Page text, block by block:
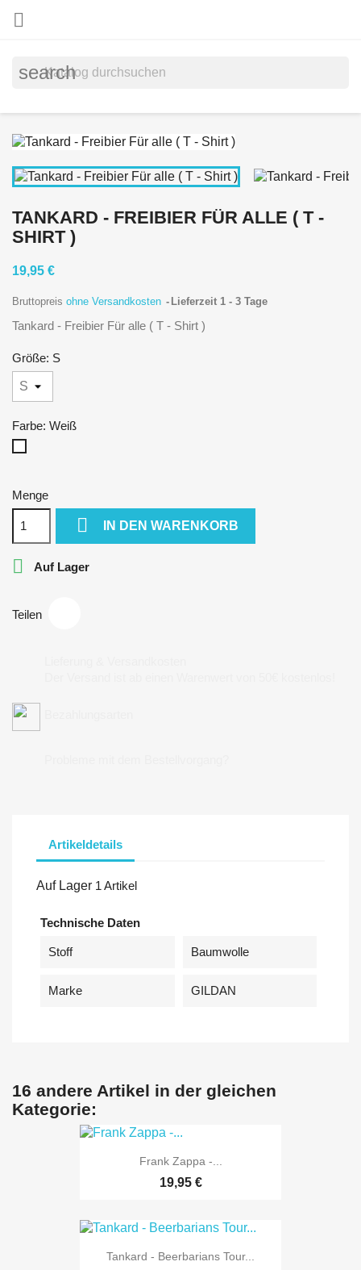

search
TANKARD - FREIBIER FÜR ALLE ( T -
SHIRT )
19,95 €
Bruttopreis ohne Versandkosten Lieferzeit 1 - 3 Tage
Tankard - Freibier Für alle ( T - Shirt )
Größe: S
Farbe: Weiß
Menge
 IN DEN WARENKORB
 Auf Lager
Teilen
Artikeldetails
Auf Lager 1 Artikel
Technische Daten
Stoff Baumwolle
Marke GILDAN
16 andere Artikel in der gleichen
Kategorie:
Frank Zappa -...
19,95 €
Tankard - Beerbarians Tour...